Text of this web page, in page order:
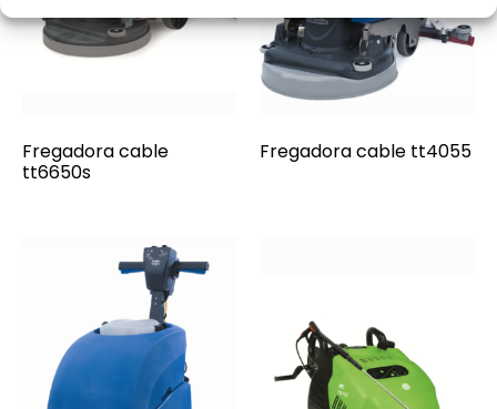
Fregadora cable
tt6650s
Fregadora cable tt4055